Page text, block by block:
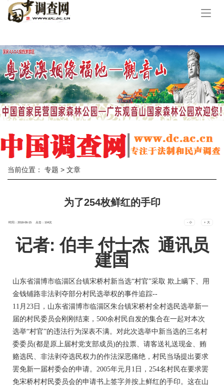
手
当前位置： 专题 > 文章
为了254枚鲜红的手印
时间：2018-06-15 点击：104次 - 小 + 大
记者: 伯丰 付士杰 通讯员
建国
山东省淄博市临淄区台镇宋桥村新当选“村官”采取 欺上瞒下、用
金钱铺路非法剥夺部分村民选举权的事件追踪--
11月23日，山东省淄博市临淄区朱台镇宋桥村全村选民选举新一
届的村民委员会刚刚结束，500余村民自发的集合在一起对本次
选举“村官”的违法行为深表不满。对此次选举中新当选的三名村
委委员(都是原上届村党支部成员)的拉票、请客送礼送现金、贿
赂选民、非法剥夺选民权力的作法深恶痛绝，村民当场提出要求
罢免新一届村委会的申请。2005年元月1日，254名村民在要求罢
免宋桥村村民委员会的申请书上签字并按上鲜红的手印。这在山